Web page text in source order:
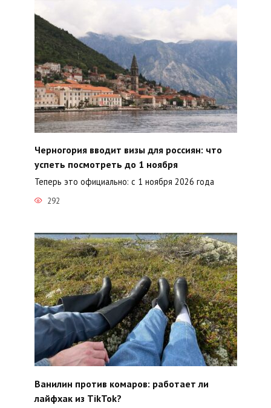
Черногория вводит визы для россиян: что
успеть посмотреть до 1 ноября
Теперь это официально: с 1 ноября 2026 года
292
Ванилин против комаров: работает ли
лайфхак из TikTok?